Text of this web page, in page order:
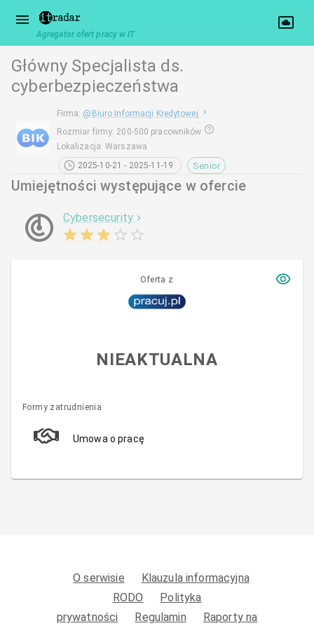
Agregator ofert pracy w IT
Główny Specjalista ds.
cyberbezpieczeństwa
Firma: @ Biuro Informacji Kredytowej
Rozmiar firmy: 200-500 pracowników
Lokalizacja:Warszawa
2025-10-21 - 2025-11-19
Senior
Umiejętności występujące w ofercie
Cybersecurity
Oferta z
NIEAKTUALNA
Formy zatrudnienia
Umowa o pracę
O serwisie
Klauzula informacyjna
RODO
Polityka
prywatności
Regulamin Raporty na